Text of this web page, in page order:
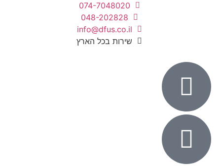
074-7048020
048-202828
info@dfus.co.il
שירות בכל הארץ